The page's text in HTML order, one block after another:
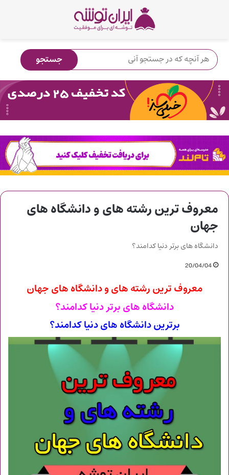
معروف ترین رشته های و دانشگاه های
جهان
دانشگاه های برتر دنیا کدامند؟
20/04/04
معروف ترین رشته های و دانشگاه های جهان
دانشگاه های برتر دنیا کدامند؟
برترین دانشگاه های دنیا کدامند؟